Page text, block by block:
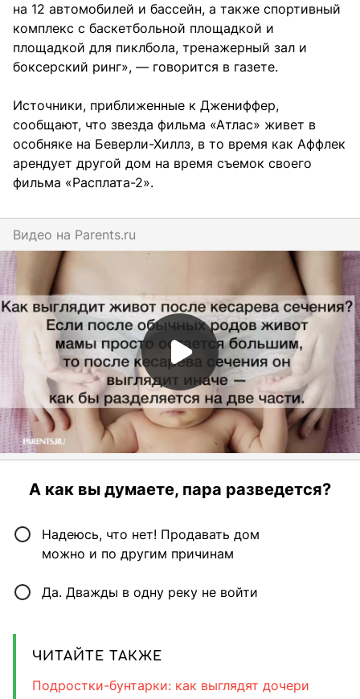
на 12 автомобилей и бассейн, а также спортивный
комплекс с баскетбольной площадкой и
площадкой для пиклбола, тренажерный зал и
боксерский ринг», — говорится в газете.
Источники, приближенные к Джениффер,
сообщают, что звезда фильма «Атлас» живет в
особняке на Беверли-Хиллз, в то время как Аффлек
арендует другой дом на время съемок своего
фильма «Расплата-2».
Видео на parents.ru
А как вы думаете, пара разведется?
Надеюсь, что нет! Продавать дом
можно и по другим причинам
Да. Дважды в одну реку не войти
ЧИТАЙТЕ ТАКЖЕ
Подростки-бунтарки: как выглядят дочери